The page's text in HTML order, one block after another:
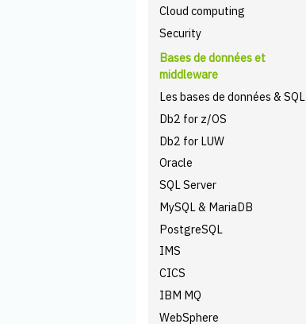
Cloud computing
Security
Bases de données et
middleware
Les bases de données & SQL
Db2 for z/OS
Db2 for LUW
Oracle
SQL Server
MySQL & MariaDB
PostgreSQL
IMS
CICS
IBM MQ
WebSphere